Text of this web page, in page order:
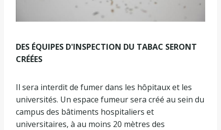
DES ÉQUIPES D'INSPECTION DU TABAC SERONT
CRÉÉES
Il sera interdit de fumer dans les hôpitaux et les
universités. Un espace fumeur sera créé au sein du
campus des bâtiments hospitaliers et
universitaires, à au moins 20 mètres des